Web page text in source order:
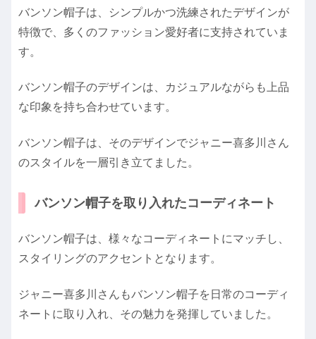
バンソン帽子は、シンプルかつ洗練されたデザインが
特徴で、多くのファッション愛好者に支持されていま
す。
バンソン帽子のデザインは、カジュアルながらも上品
な印象を持ち合わせています。
バンソン帽子は、そのデザインでジャニー喜多川さん
のスタイルを一層引き立てました。
バンソン帽子を取り入れたコーディネート
バンソン帽子は、様々なコーディネートにマッチし、
スタイリングのアクセントとなります。
ジャニー喜多川さんもバンソン帽子を日常のコーディ
ネートに取り入れ、その魅力を発揮していました。